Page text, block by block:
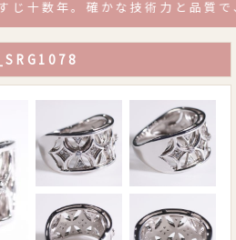
数年。確かな技術力と品質で